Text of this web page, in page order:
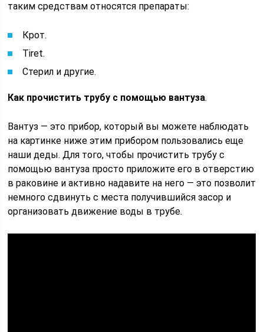
таким средствам относятся препараты:
Крот.
Tiret.
Стерил и другие.
Как прочистить трубу с помощью вантуза.
Вантуз — это прибор, который вы можете наблюдать
на картинке ниже этим прибором пользовались еще
наши деды. Для того, чтобы прочистить трубу с
помощью вантуза просто приложите его в отверстию
в раковине и активно надавите на него — это позволит
немного сдвинуть с места получившийся засор и
организовать движение воды в трубе.